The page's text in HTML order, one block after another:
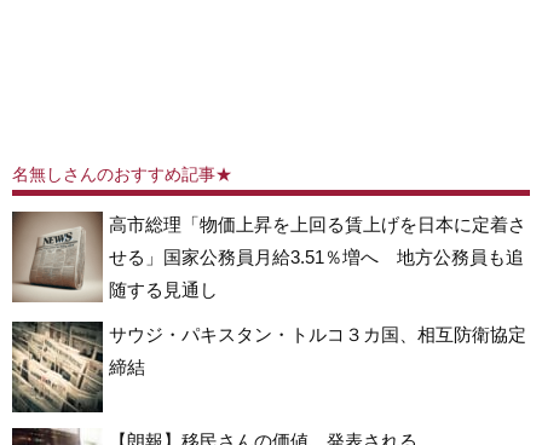
名無しさんのおすすめ記事★
高市総理「物価上昇を上回る賃上げを日本に定着さ
せる」国家公務員月給3.51％増へ 地方公務員も追
随する見通し
サウジ・パキスタン・トルコ３カ国、相互防衛協定
締結
【朗報】移民さんの価値、発表される